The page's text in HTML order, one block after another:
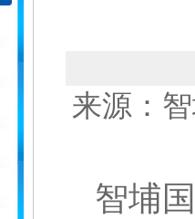
来源：
智埔